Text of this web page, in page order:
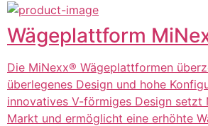
Wägeplattform
Die MiNexx® Wägeplattformen
überlegenes Design und hohe
innovatives V-förmiges Design setzt
Markt und ermöglicht eine erhöhte